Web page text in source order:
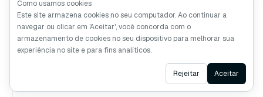
Pesquisador
profundo
Contexto de Claude
Ask AI
Como usamos cookies
Este site armazena cookies no seu computador. Ao continuar a
navegar ou clicar em 'Aceitar', você concorda com o
armazenamento de cookies no seu dispositivo para melhorar sua
experiência no site e para fins analíticos.
Rejeitar Aceitar